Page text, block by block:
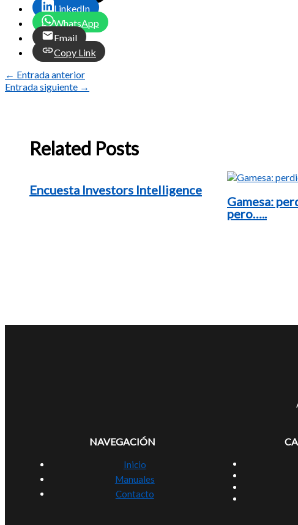
LinkedIn
WhatsApp
Email
Copy Link
← Entrada anterior
Entrada siguiente →
Related Posts
Encuesta Investors Intelligence
Gamesa:
pero…..
NAVEGACIÓN
Inicio
Manuales
Contacto